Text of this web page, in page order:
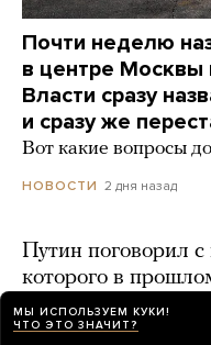
Почти неделю
в центре Москвы
Власти сразу
и сразу же
Вот какие вопросы
НОВОСТИ 2 дня назад
Путин поговорил
которого в
блогеры
МЫ ИСПОЛЬЗУЕМ КУКИ!
ЧТО ЭТО ЗНАЧИТ?